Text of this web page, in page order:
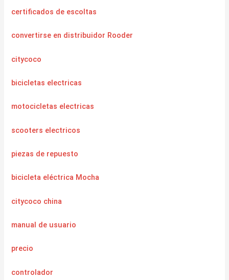
certificados de escoltas
convertirse en distribuidor Rooder
citycoco
bicicletas electricas
motocicletas electricas
scooters electricos
piezas de repuesto
bicicleta eléctrica Mocha
citycoco china
manual de usuario
precio
controlador